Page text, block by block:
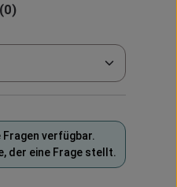
Fragen verfügbar.
der eine Frage stellt.